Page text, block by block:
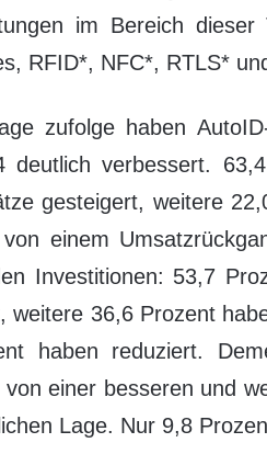
im Bereich dieser
RFID*, NFC*, RTLS*
zufolge haben
deutlich verbessert.
gesteigert, weitere
von einem
Investitionen: 53,7
weitere 36,6 Prozent
haben reduziert.
von einer besseren und
Lage. Nur 9,8